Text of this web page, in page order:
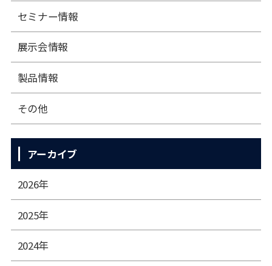
セミナー情報
展⽰会情報
製品情報
その他
アーカイブ
2026年
2025年
2024年